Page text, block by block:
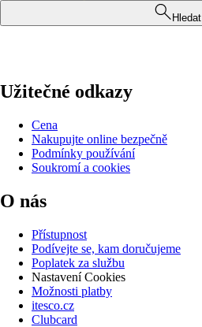
Hledat
Užitečné odkazy
Cena
Nakupujte online bezpečně
Podmínky používání
Soukromí a cookies
O nás
Přístupnost
Podívejte se, kam doručujeme
Poplatek za službu
Nastavení Cookies
Možnosti platby
itesco.cz
Clubcard